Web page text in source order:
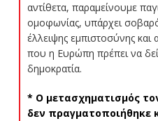
αντίθετα, παραμείνουμε
ομοφωνίας, υπάρχει
έλλειψης εμπιστοσύνης και
που η Ευρώπη πρέπει να
δημοκρατία.
* Ο μετασχηματισμός
δεν πραγματοποιήθηκε